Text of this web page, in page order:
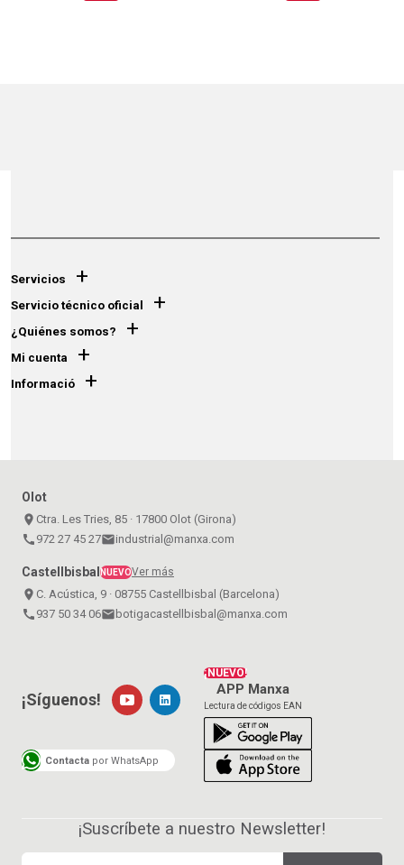
Servicios +
Servicio técnico oficial +
¿Quiénes somos? +
Mi cuenta +
Informació +
Olot
place Ctra. Les Tries, 85 · 17800 Olot (Girona)
call 972 27 45 27emailindustrial@manxa.com
CastellbisbalNUEVOVer más
place C. Acústica, 9 · 08755 Castellbisbal (Barcelona)
call 937 50 34 06emailbotigacastellbisbal@manxa.com
¡NUEVO!
APP Manxa
Lectura de códigos EAN
¡Síguenos!
Contacta por WhatsApp
¡Suscríbete a nuestro Newsletter!